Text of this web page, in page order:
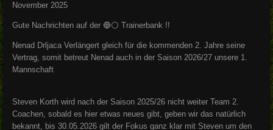
November 2025
Gute Nachrichten auf der 🔵⚪️ Trainerbank !!
Nenad Drljaca Verlängert gleich für die kommenden 2. Jahre seine
Vertrag, somit betreut Nenad auch in der Saison 2026/27 unsere 1.
Mannschaft
Steven Korth wird nach der Saison 2025/26 nicht weiter Team 2.
Coachen, sobald es hier etwas neues gibt, geben wir das natürlich
bekannt, bis 30.05.2026 gilt der Fokus ganz klar mit Steven um den